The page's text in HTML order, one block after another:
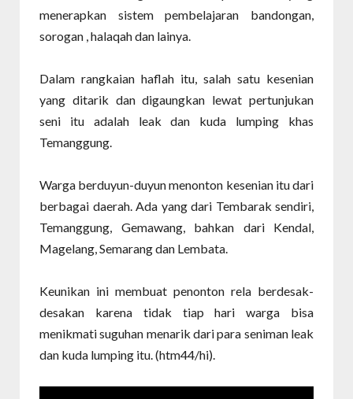
menerapkan sistem pembelajaran bandongan,
sorogan , halaqah dan lainya.
Dalam rangkaian haflah itu, salah satu kesenian
yang ditarik dan digaungkan lewat pertunjukan
seni itu adalah leak dan kuda lumping khas
Temanggung.
Warga berduyun-duyun menonton kesenian itu dari
berbagai daerah. Ada yang dari Tembarak sendiri,
Temanggung, Gemawang, bahkan dari Kendal,
Magelang, Semarang dan Lembata.
Keunikan ini membuat penonton rela berdesak-
desakan karena tidak tiap hari warga bisa
menikmati suguhan menarik dari para seniman leak
dan kuda lumping itu. (htm44/hi).